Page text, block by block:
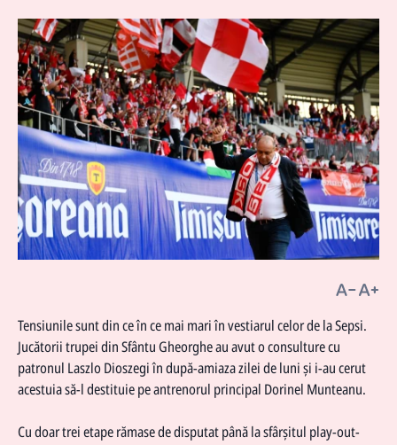
Tensiunile sunt din ce în ce mai mari în vestiarul celor de la Sepsi.
Jucătorii trupei din Sfântu Gheorghe au avut o consulture cu
patronul Laszlo Dioszegi în după-amiaza zilei de luni şi i-au cerut
acestuia să-l destituie pe antrenorul principal Dorinel Munteanu.
Cu doar trei etape rămase de disputat până la sfârşitul play-out-